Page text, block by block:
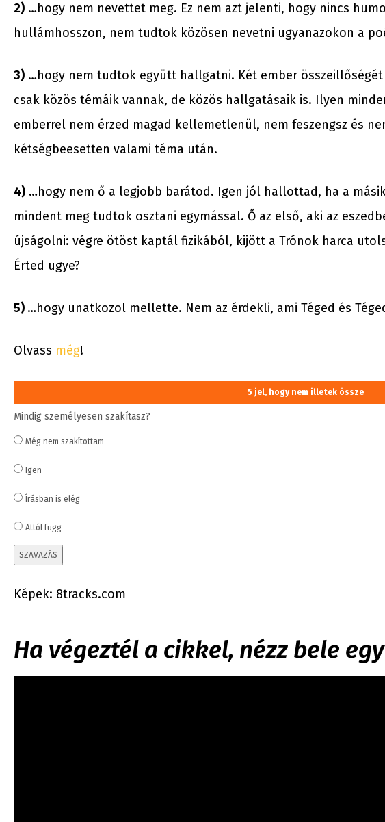
2) …hogy nem nevettet meg. Ez nem azt jelenti, hogy nincs
hullámhosszon, nem tudtok közösen nevetni ugyanazokon a
3) …hogy nem tudtok együtt hallgatni. Két ember
csak közös témáik vannak, de közös hallgatásaik is. Ilyen
emberrel nem érzed magad kellemetlenül, nem feszengsz és
kétségbeesetten valami téma után.
4) …hogy nem ő a legjobb barátod. Igen jól hallottad, ha a
mindent meg tudtok osztani egymással. Ő az első, aki az
újságolni: végre ötöst kaptál fizikából, kijött a Trónok harca
Érted ugye?
5) …hogy unatkozol mellette. Nem az érdekli, ami Téged és
Olvass még!
5 jel, hogy nem illetek össze
Mindig személyesen szakítasz?
Még nem szakítottam
Igen
Írásban is elég
Attól függ
SZAVAZÁS
Képek: 8tracks.com
Ha végeztél a cikkel, nézz bele